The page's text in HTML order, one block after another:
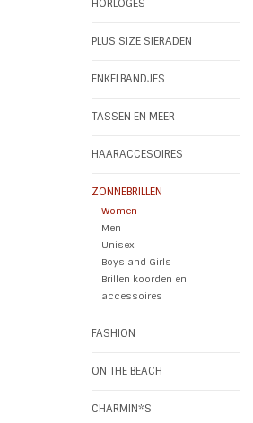
HORLOGES
PLUS SIZE SIERADEN
ENKELBANDJES
TASSEN EN MEER
HAARACCESOIRES
ZONNEBRILLEN
Women
Men
Unisex
Boys and Girls
Brillen koorden en
accessoires
FASHION
ON THE BEACH
CHARMIN*S